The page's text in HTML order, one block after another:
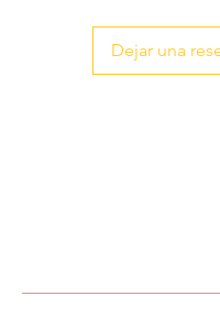
Dejar una